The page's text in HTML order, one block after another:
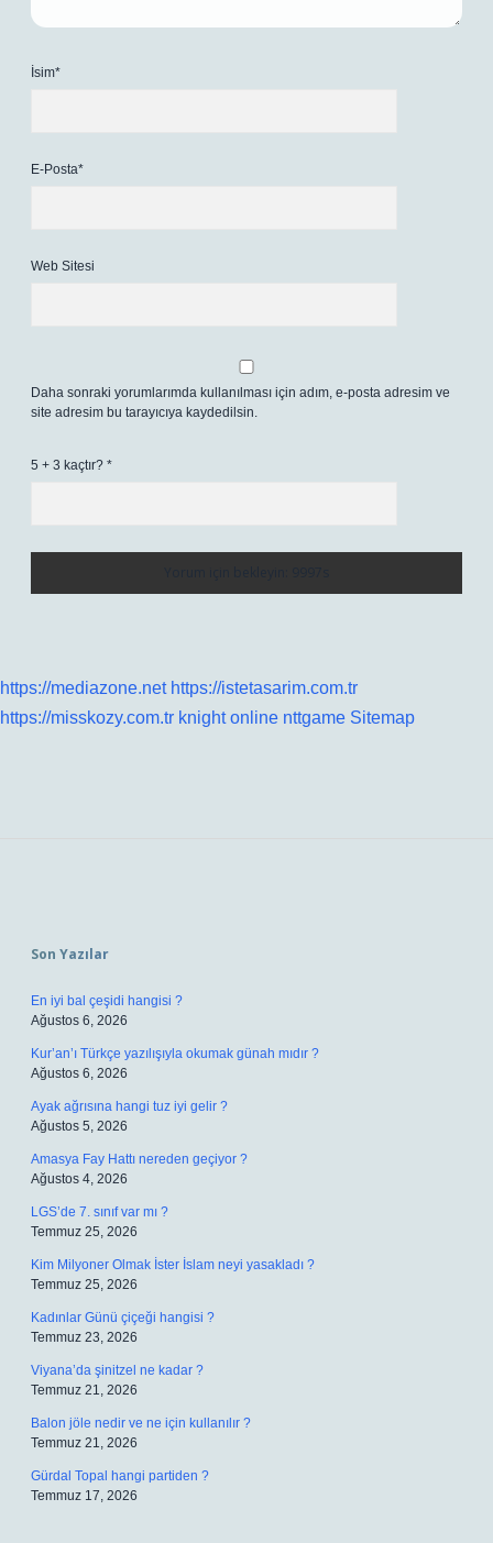
İsim*
E-Posta*
Web Sitesi
Daha sonraki yorumlarımda kullanılması için adım, e-posta adresim ve
site adresim bu tarayıcıya kaydedilsin.
5 + 3 kaçtır? *
https://mediazone.net https://istetasarim.com.tr
https://misskozy.com.tr knight online nttgame Sitemap
Son Yazılar
En iyi bal çeşidi hangisi ?
Ağustos 6, 2026
Kur’an’ı Türkçe yazılışıyla okumak günah mıdır ?
Ağustos 6, 2026
Ayak ağrısına hangi tuz iyi gelir ?
Ağustos 5, 2026
Amasya Fay Hattı nereden geçiyor ?
Ağustos 4, 2026
LGS’de 7. sınıf var mı ?
Temmuz 25, 2026
Kim Milyoner Olmak İster İslam neyi yasakladı ?
Temmuz 25, 2026
Kadınlar Günü çiçeği hangisi ?
Temmuz 23, 2026
Viyana’da şinitzel ne kadar ?
Temmuz 21, 2026
Balon jöle nedir ve ne için kullanılır ?
Temmuz 21, 2026
Gürdal Topal hangi partiden ?
Temmuz 17, 2026